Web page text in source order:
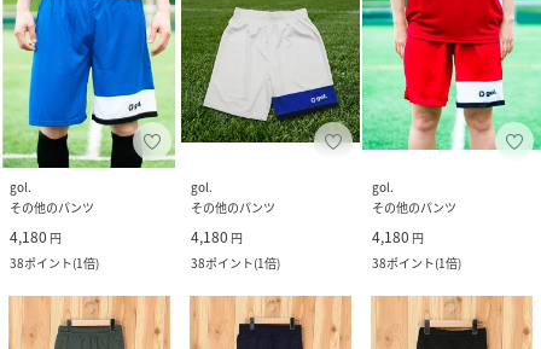
gol.
その他のパンツ
4,180 円
38ポイント(1倍)
gol.
その他のパンツ
4,180 円
38ポイント(1倍)
gol.
その他のパンツ
4,180 円
38ポイント(1倍)